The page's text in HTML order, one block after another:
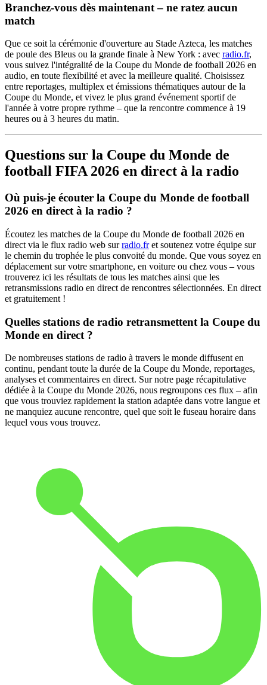
Branchez-vous dès maintenant – ne ratez aucun
match
Que ce soit la cérémonie d'ouverture au Stade Azteca, les matches
de poule des Bleus ou la grande finale à New York : avec radio.fr,
vous suivez l'intégralité de la Coupe du Monde de football 2026 en
audio, en toute flexibilité et avec la meilleure qualité. Choisissez
entre reportages, multiplex et émissions thématiques autour de la
Coupe du Monde, et vivez le plus grand événement sportif de
l'année à votre propre rythme – que la rencontre commence à 19
heures ou à 3 heures du matin.
Questions sur la Coupe du Monde de
football FIFA 2026 en direct à la radio
Où puis-je écouter la Coupe du Monde de football
2026 en direct à la radio ?
Écoutez les matches de la Coupe du Monde de football 2026 en
direct via le flux radio web surradio.fret soutenez votre équipe sur
le chemin du trophée le plus convoité du monde. Que vous soyez en
déplacement sur votre smartphone, en voiture ou chez vous – vous
trouverez ici les résultats de tous les matches ainsi que les
retransmissions radio en direct de rencontres sélectionnées. En direct
et gratuitement !
Quelles stations de radio retransmettent la Coupe du
Monde en direct ?
De nombreuses stations de radio à travers le monde diffusent en
continu, pendant toute la durée de la Coupe du Monde, reportages,
analyses et commentaires en direct. Sur notre page récapitulative
dédiée à la Coupe du Monde 2026, nous regroupons ces flux – afin
que vous trouviez rapidement la station adaptée dans votre langue et
ne manquiez aucune rencontre, quel que soit le fuseau horaire dans
lequel vous vous trouvez.